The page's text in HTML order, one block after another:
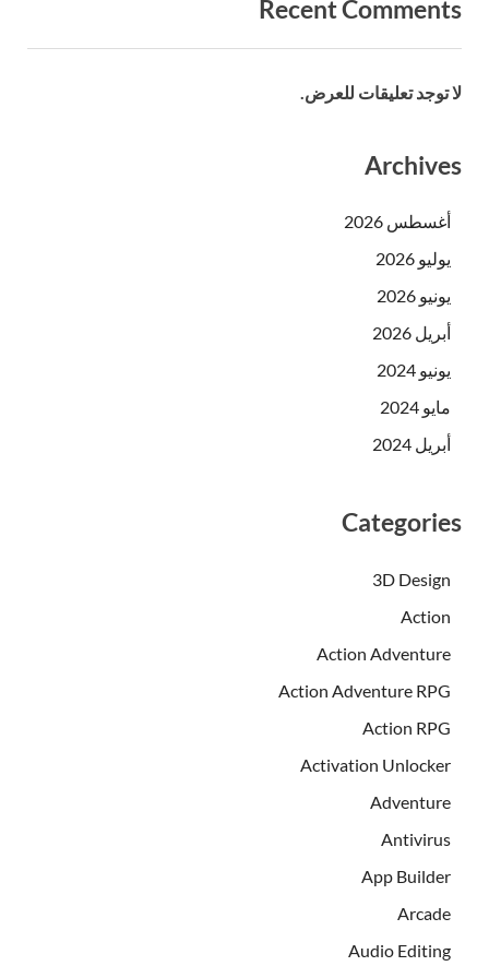
Recent Comments
لا توجد تعليقات للعرض.
Archives
أغسطس 2026
يوليو 2026
يونيو 2026
أبريل 2026
يونيو 2024
مايو 2024
أبريل 2024
Categories
3D Design
Action
Action Adventure
Action Adventure RPG
Action RPG
Activation Unlocker
Adventure
Antivirus
App Builder
Arcade
Audio Editing